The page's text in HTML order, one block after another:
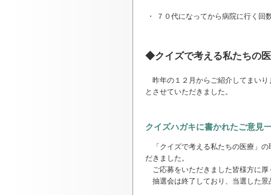
・ ７０代になってから病院に行く回
◆クイズで考える私たちの
昨年の１２月からご紹介してまいり
とさせていただきました。
クイズハガキに書かれたご意見
「クイズで考える私たちの医療」の
だきました。
ご応募をいただきました皆様方に厚
抽選会は終了しており、当選した景